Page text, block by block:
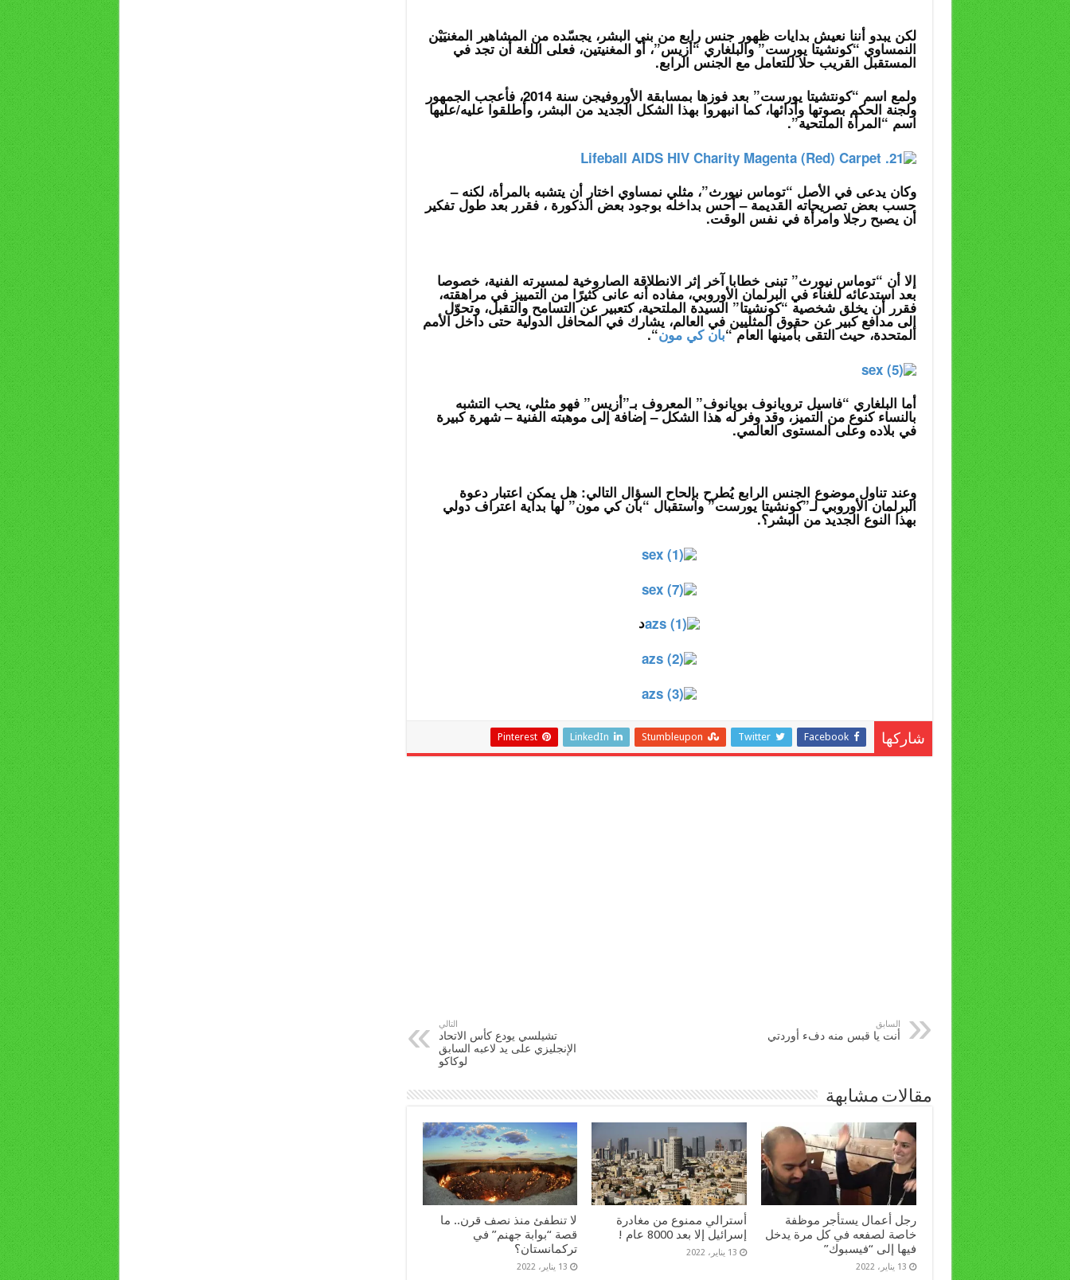
لكن يبدو أننا نعيش بدايات ظهور جنس رابع من بني البشر، يجسّده من المشاهير المغنيَيْن
النمساوي “كونشيتا يورست” والبلغاري “أزيس”، أو المغنيتين، فعلى اللغة أن تجد في
المستقبل القريب حلا للتعامل مع الجنس الرابع.
ولمع اسم “كونتشيتا يورست” بعد فوزها بمسابقة الأوروفيجن سنة 2014، فأعجب الجمهور
ولجنة الحكم بصوتها وأدائها، كما انبهروا بهذا الشكل الجديد من البشر، وأطلقوا عليه/عليها
اسم “المرأة الملتحية”.
وكان يدعى في الأصل “توماس نيورث”، مثلي نمساوي اختار أن يتشبه بالمرأة، لكنه –
حسب بعض تصريحاته القديمة – أحس بداخله بوجود بعض الذكورة ، فقرر بعد طول تفكير
أن يصبح رجلا وامرأة في نفس الوقت.
إلا أن “توماس نيورث” تبنى خطابا آخر إثر الانطلاقة الصاروخية لمسيرته الفنية، خصوصا
بعد استدعائه للغناء في البرلمان الأوروبي، مفاده أنه عانى كثيرًا من التمييز في مراهقته،
فقرر أن يخلق شخصية “كونشيتا” السيدة الملتحية، كتعبير عن التسامح والتقبل، وتحوّل
إلى مدافع كبير عن حقوق المثليين في العالم، يشارك في المحافل الدولية حتى داخل الأمم
المتحدة، حيث التقى بأمينها العام “بان كي مون“.
أما البلغاري “فاسيل ترويانوف بويانوف” المعروف بـ”أزيس” فهو مثلي، يحب التشبه
بالنساء كنوع من التميز، وقد وفر له هذا الشكل – إضافة إلى موهبته الفنية – شهرة كبيرة
في بلاده وعلى المستوى العالمي.
وعند تناول موضوع الجنس الرابع يُطرح بإلحاح السؤال التالي: هل يمكن اعتبار دعوة
البرلمان الأوروبي لـ”كونشيتا يورست” واستقبال “بان كي مون” لها بداية اعتراف دولي
بهذا النوع الجديد من البشر؟.
د
شاركها Facebook
Twitter
Stumbleupon
LinkedIn
Pinterest
السابق
أنت يا قبس منه دفء أوردتي
التالي
تشيلسي يودع كأس الاتحاد
الإنجليزي على يد لاعبه السابق
لوكاكو
مقالات مشابهة
رجل أعمال يستأجر موظفة
خاصة لصفعه في كل مرة يدخل
فيها إلى “فيسبوك”
13 يناير، 2022
أسترالي ممنوع من مغادرة
إسرائيل إلا بعد 8000 عام !
13 يناير، 2022
لا تنطفئ منذ نصف قرن.. ما
قصة “بوابة جهنم” في
تركمانستان؟
13 يناير، 2022